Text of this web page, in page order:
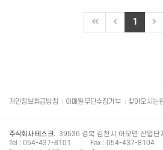
1
개인정보취급방침 이메일무단수집거부 찾아오시는
주식회사 테스크. 39536 경북 김천시 어모면 산업
Tel : 054-437-8101
Fax : 054-437-8104